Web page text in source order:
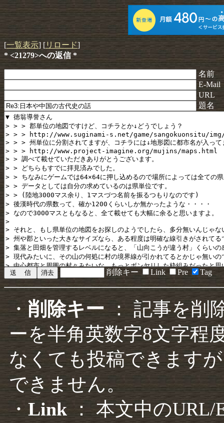
[一覧表示] [リロード]
* <21279>への返信 *
名前
E-Mail
URL
題名
削除キー Link Pre Tag
・削除キー： 記事を削
ーを半角英数字8文字程
なくても投稿できます
できません。
・Link： 本文中のURL/